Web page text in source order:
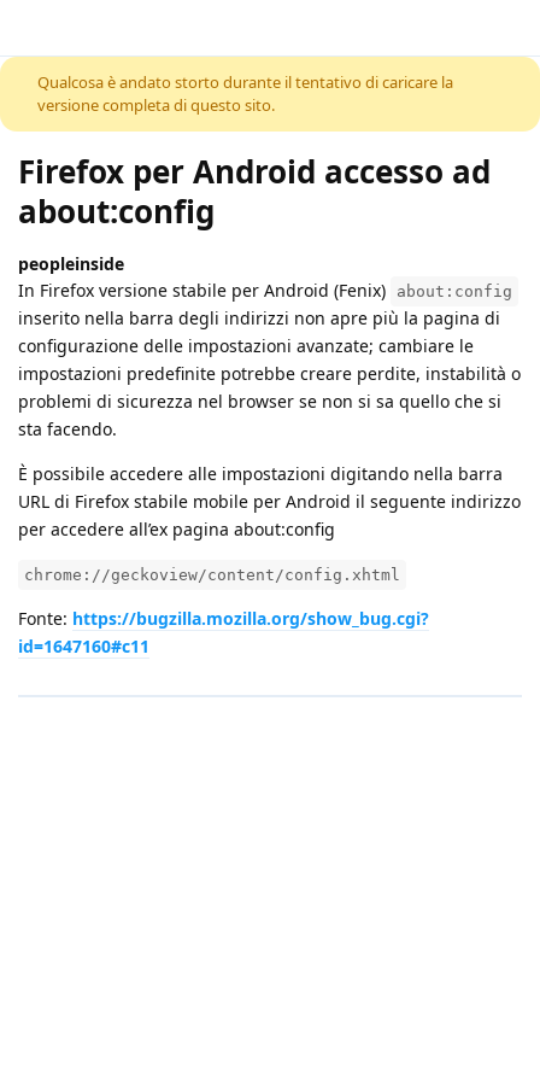
Skip to content
Qualcosa è andato storto durante il tentativo di caricare la
versione completa di questo sito.
Firefox per Android accesso ad
about:config
peopleinside
In Firefox versione stabile per Android (Fenix)
about:config
inserito nella barra degli indirizzi non apre più la pagina di
configurazione delle impostazioni avanzate; cambiare le
impostazioni predefinite potrebbe creare perdite, instabilità o
problemi di sicurezza nel browser se non si sa quello che si
sta facendo.
È possibile accedere alle impostazioni digitando nella barra
URL di Firefox stabile mobile per Android il seguente indirizzo
per accedere all’ex pagina about:config
chrome://geckoview/content/config.xhtml
Fonte: https://bugzilla.mozilla.org/show_bug.cgi?
id=1647160#c11